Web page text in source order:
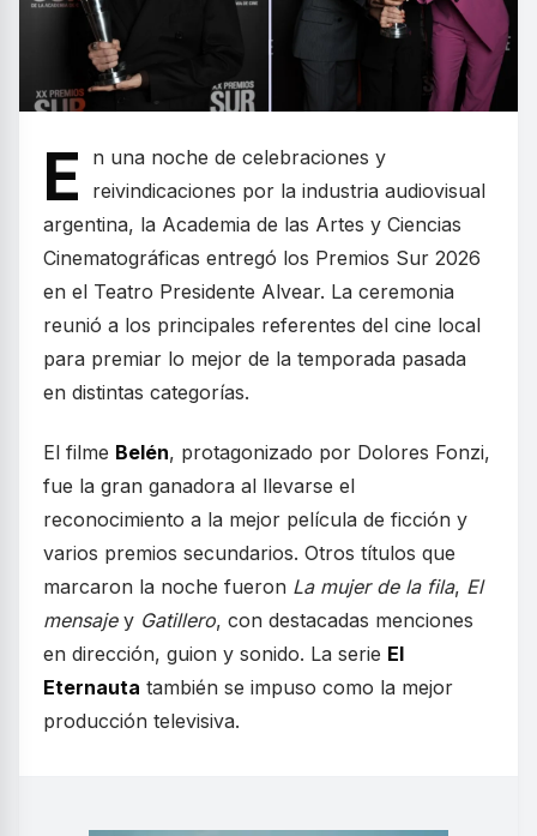
E
n una noche de celebraciones y
reivindicaciones por la industria audiovisual
argentina, la Academia de las Artes y Ciencias
Cinematográficas entregó los Premios Sur 2026
en el Teatro Presidente Alvear. La ceremonia
reunió a los principales referentes del cine local
para premiar lo mejor de la temporada pasada
en distintas categorías.
El filme Belén, protagonizado por Dolores Fonzi,
fue la gran ganadora al llevarse el
reconocimiento a la mejor película de ficción y
varios premios secundarios. Otros títulos que
marcaron la noche fueron La mujer de la fila, El
mensajey Gatillero, con destacadas menciones
en dirección, guion y sonido. La serie El
Eternauta también se impuso como la mejor
producción televisiva.